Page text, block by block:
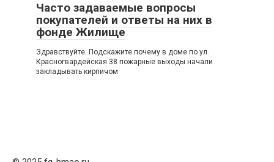
Часто задаваемые вопросы
покупателей и ответы на них в
фонде Жилище
Здравствуйте. Подскажите почему в доме по ул.
Красногвардейская 38 пожарные выходы начали
закладывать кирпичом